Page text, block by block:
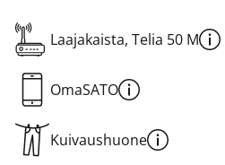
Laajakaista, Telia 50 M
OmaSATO
Kuivaushuone